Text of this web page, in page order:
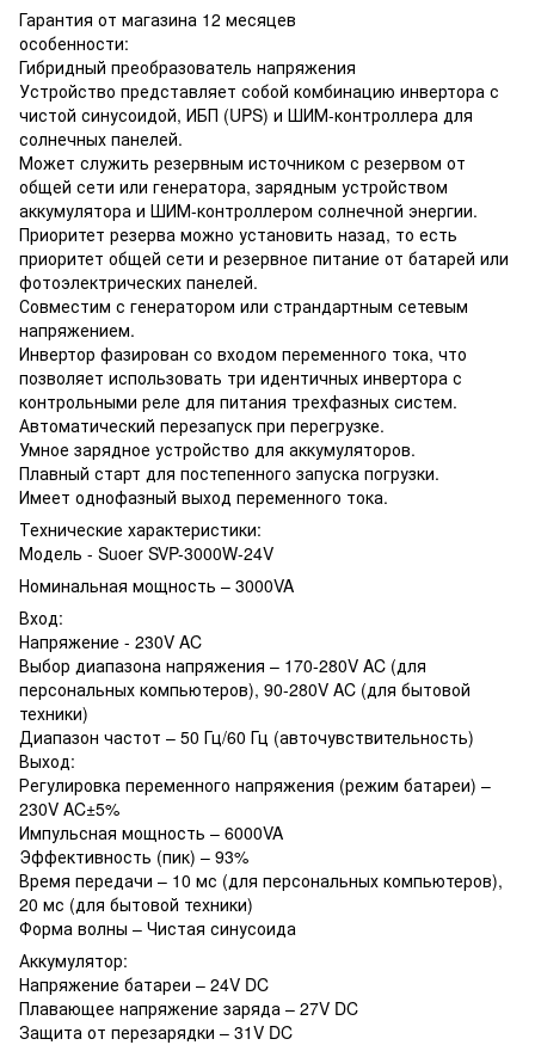
Гарантия от магазина 12 месяцев
особенности:
Гибридный преобразователь напряжения
Устройство представляет собой комбинацию инвертора с
чистой синусоидой, ИБП (UPS) и ШИМ-контроллера для
солнечных панелей.
Может служить резервным источником с резервом от
общей сети или генератора, зарядным устройством
аккумулятора и ШИМ-контроллером солнечной энергии.
Приоритет резерва можно установить назад, то есть
приоритет общей сети и резервное питание от батарей или
фотоэлектрических панелей.
Совместим с генератором или страндартным сетевым
напряжением.
Инвертор фазирован со входом переменного тока, что
позволяет использовать три идентичных инвертора с
контрольными реле для питания трехфазных систем.
Автоматический перезапуск при перегрузке.
Умное зарядное устройство для аккумуляторов.
Плавный старт для постепенного запуска погрузки.
Имеет однофазный выход переменного тока.
Технические характеристики:
Модель - Suoer SVP-3000W-24V
Номинальная мощность – 3000VA
Вход:
Напряжение - 230V AC
Выбор диапазона напряжения – 170-280V AC (для
персональных компьютеров), 90-280V AC (для бытовой
техники)
Диапазон частот – 50 Гц/60 Гц (авточувствительность)
Выход:
Регулировка переменного напряжения (режим батареи) –
230V AC±5%
Импульсная мощность – 6000VA
Эффективность (пик) – 93%
Время передачи – 10 мс (для персональных компьютеров),
20 мс (для бытовой техники)
Форма волны – Чистая синусоида
Аккумулятор:
Напряжение батареи – 24V DC
Плавающее напряжение заряда – 27V DC
Защита от перезарядки – 31V DC